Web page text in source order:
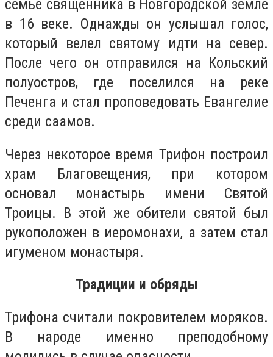
семье священника в Новгородской земле
в 16 веке. Однажды он услышал голос,
который велел святому идти на север.
После чего он отправился на Кольский
полуостров, где поселился на реке
Печенга и стал проповедовать Евангелие
среди саамов.
Через некоторое время Трифон построил
храм Благовещения, при котором
основал монастырь имени Святой
Троицы. В этой же обители святой был
рукоположен в иеромонахи, а затем стал
игуменом монастыря.
Традиции и обряды
Трифона считали покровителем моряков.
В народе именно преподобному